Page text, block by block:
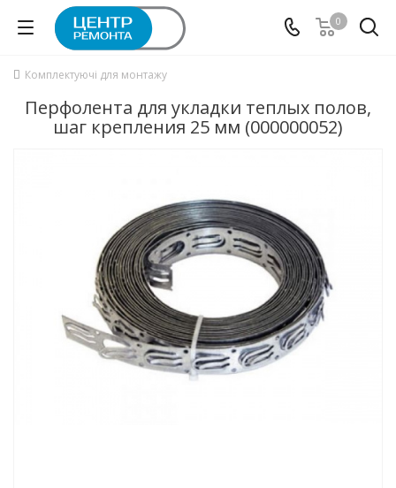
0
Комплектуючі для монтажу
Перфолента для укладки теплых полов,
шаг крепления 25 мм (000000052)